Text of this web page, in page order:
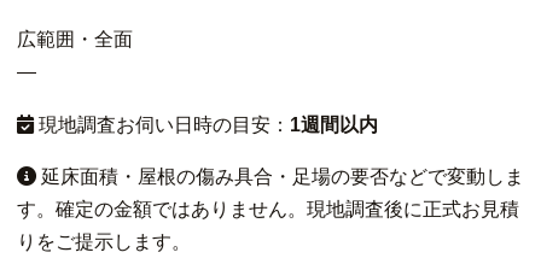
広範囲・全面
—
現地調査お伺い日時の目安： 1週間以内
延床面積・屋根の傷み具合・足場の要否などで変動しま
す。確定の金額ではありません。現地調査後に正式お見積
りをご提示します。